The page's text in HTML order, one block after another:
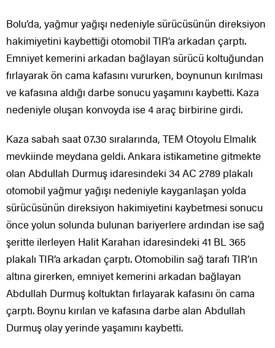
Bolu’da, yağmur yağışı nedeniyle sürücüsünün direksiyon
hakimiyetini kaybettiği otomobil TIR’a arkadan çarptı.
Emniyet kemerini arkadan bağlayan sürücü koltuğundan
fırlayarak ön cama kafasını vururken, boynunun kırılması
ve kafasına aldığı darbe sonucu yaşamını kaybetti. Kaza
nedeniyle oluşan konvoyda ise 4 araç birbirine girdi.
Kaza sabah saat 07.30 sıralarında, TEM Otoyolu Elmalık
mevkiinde meydana geldi. Ankara istikametine gitmekte
olan Abdullah Durmuş idaresindeki 34 AC 2789 plakalı
otomobil yağmur yağışı nedeniyle kayganlaşan yolda
sürücüsünün direksiyon hakimiyetini kaybetmesi sonucu
önce yolun solunda bulunan bariyerlere ardından ise sağ
şeritte ilerleyen Halit Karahan idaresindeki 41 BL 365
plakalı TIR’a arkadan çarptı. Otomobilin sağ tarafı TIR’ın
altına girerken, emniyet kemerini arkadan bağlayan
Abdullah Durmuş koltuktan fırlayarak kafasını ön cama
çarptı. Boynu kırılan ve kafasına darbe alan Abdullah
Durmuş olay yerinde yaşamını kaybetti.